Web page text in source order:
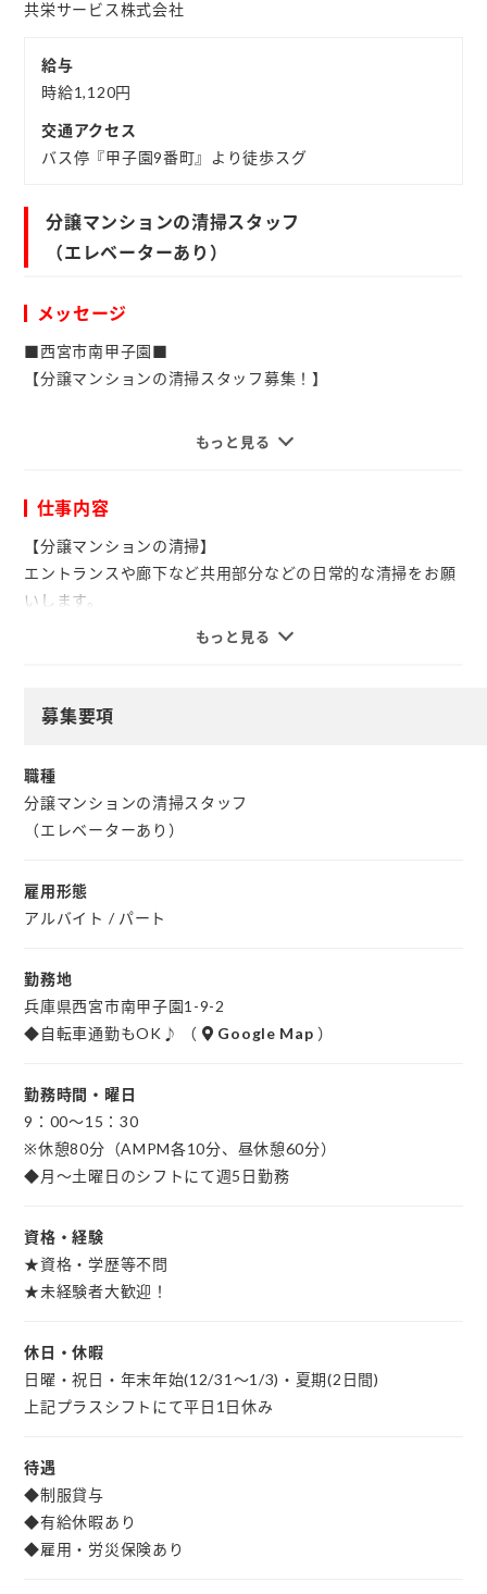
共栄サービス株式会社
給与
時給1,120円
交通アクセス
バス停『甲子園9番町』より徒歩スグ
分譲マンションの清掃スタッフ
（エレベーターあり）
メッセージ
■西宮市南甲子園■
【分譲マンションの清掃スタッフ募集！】
普段のお掃除の延長で働けるので、
◆中高年の方が活躍中のお仕事です♪
◆未経験の方歓迎！
もっと見る
仕事内容
【分譲マンションの清掃】
エントランスや廊下など共用部分などの日常的な清掃をお願
いします。
掃き・拭き掃除などの家事の延長でできるお仕事です♪
★主夫・主婦の方、日々の家事の延長でできるお仕事です★
☆『いつもありがとう』と言われた時の喜び☆
そんな気持ちを胸にお仕事してみませんか？
もっと見る
募集要項
職種
分譲マンションの清掃スタッフ
（エレベーターあり）
雇用形態
アルバイト / パート
勤務地
兵庫県西宮市南甲子園1-9-2
◆自転車通勤もOK♪ （
Google Map ）
勤務時間・曜日
9：00～15：30
※休憩80分（AMPM各10分、昼休憩60分）
◆月～土曜日のシフトにて週5日勤務
資格・経験
★資格・学歴等不問
★未経験者大歓迎！
休日・休暇
日曜・祝日・年末年始(12/31～1/3)・夏期(2日間)
上記プラスシフトにて平日1日休み
待遇
◆制服貸与
◆有給休暇あり
◆雇用・労災保険あり